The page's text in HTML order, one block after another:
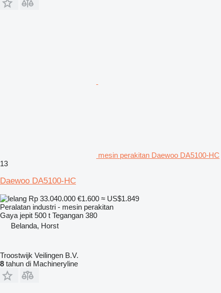
mesin perakitan Daewoo DA5100-HC
13
Daewoo DA5100-HC
Rp 33.040.000 €1.600 ≈ US$1.849
Peralatan industri - mesin perakitan
Gaya jepit 500 t Tegangan 380
Belanda, Horst
Troostwijk Veilingen B.V.
8 tahun di Machineryline